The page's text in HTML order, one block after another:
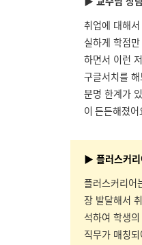
취업에 대해
실하게 학점
하면서 이런
구글서치를
분명 한계가
이 든든해졌어
▶ 플러스커
플러스커리어
장 발달해서
석하여 학생
직무가 매칭